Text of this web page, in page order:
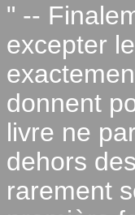
" --
excepter
donnent
livre ne
dehors
rarement